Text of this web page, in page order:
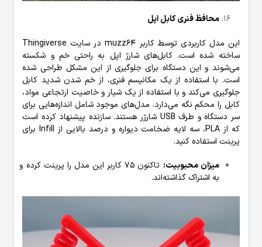
محافظ فنری کابل اپل
این مدل کاربردی توسط کاربر muzz64 در سایت Thingiverse
ساخته شده است. کابل‌های شارژ اپل به راحتی خم و شکسته
می‌شوند و این دستگاه برای جلوگیری از این مشکل طراحی شده
است. با استفاده از یک مکانیسم فنری، از خم شدن شدید کابل
جلوگیری می‌کند و با استفاده از یک شیار و خاصیت ارتجاعی مواد،
کابل را محکم نگه می‌دارد. مدل‌های موجود شامل اندازه‌هایی برای
سر دستگاه و طرف USB شارژر هستند. سازنده پیشنهاد کرده است
که از PLA، سه لایه ضخامت دیواره و درصد بالایی از Infill برای
پرینت استفاده کنید.
میزان محبوبیت:
تاکنون 75 کاربر این مدل را پرینت کرده و
به اشتراک گذاشته‌اند.